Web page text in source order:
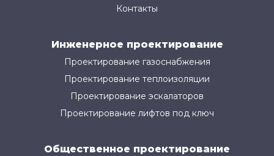
Контакты
Инженерное проектирование
Проектирование газоснабжения
Проектирование теплоизоляции
Проектирование эскалаторов
Проектирование лифтов под ключ
Общественное проектирование